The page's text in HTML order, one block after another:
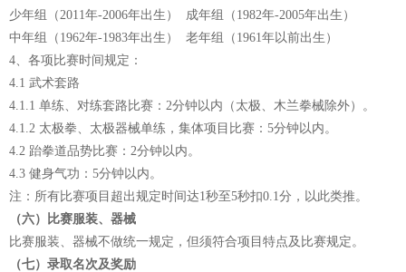
少年组（2011年-2006年出生） 成年组（1982年-2005年出生）
中年组（1962年-1983年出生） 老年组（1961年以前出生）
4、各项比赛时间规定：
4.1 武术套路
4.1.1 单练、对练套路比赛：2分钟以内（太极、木兰拳械除外）。
4.1.2 太极拳、太极器械单练，集体项目比赛：5分钟以内。
4.2 跆拳道品势比赛：2分钟以内。
4.3 健身气功：5分钟以内。
注：所有比赛项目超出规定时间达1秒至5秒扣0.1分，以此类推。
（六）比赛服装、器械
比赛服装、器械不做统一规定，但须符合项目特点及比赛规定。
（七）录取名次及奖励